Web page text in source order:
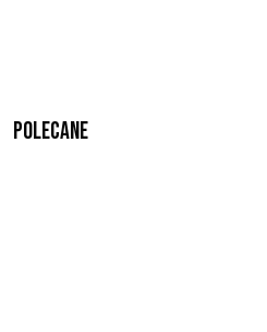
Polecane